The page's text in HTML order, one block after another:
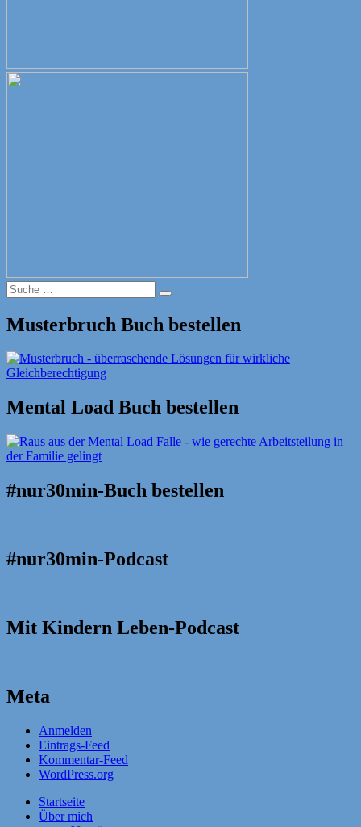
Suche
nach:
Suche
Musterbruch Buch bestellen
Mental Load Buch bestellen
#nur30min-Buch bestellen
#nur30min-Podcast
Mit Kindern Leben-Podcast
Meta
Anmelden
Eintrags-Feed
Kommentar-Feed
WordPress.org
Startseite
Über mich